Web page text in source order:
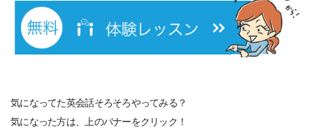
気になってた英会話そろそろやってみる？
気になった方は、上のバナーをクリック！